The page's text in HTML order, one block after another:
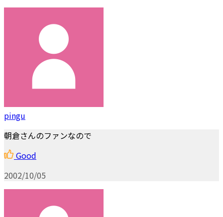
pingu
朝倉さんのファンなので
Good
2002/10/05